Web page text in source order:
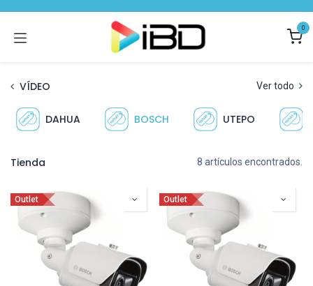
0
VÍDEO Ver todo
DAHUA BOSCH UTEPO
Tienda 8 artículos encontrados.
Outlet Outlet